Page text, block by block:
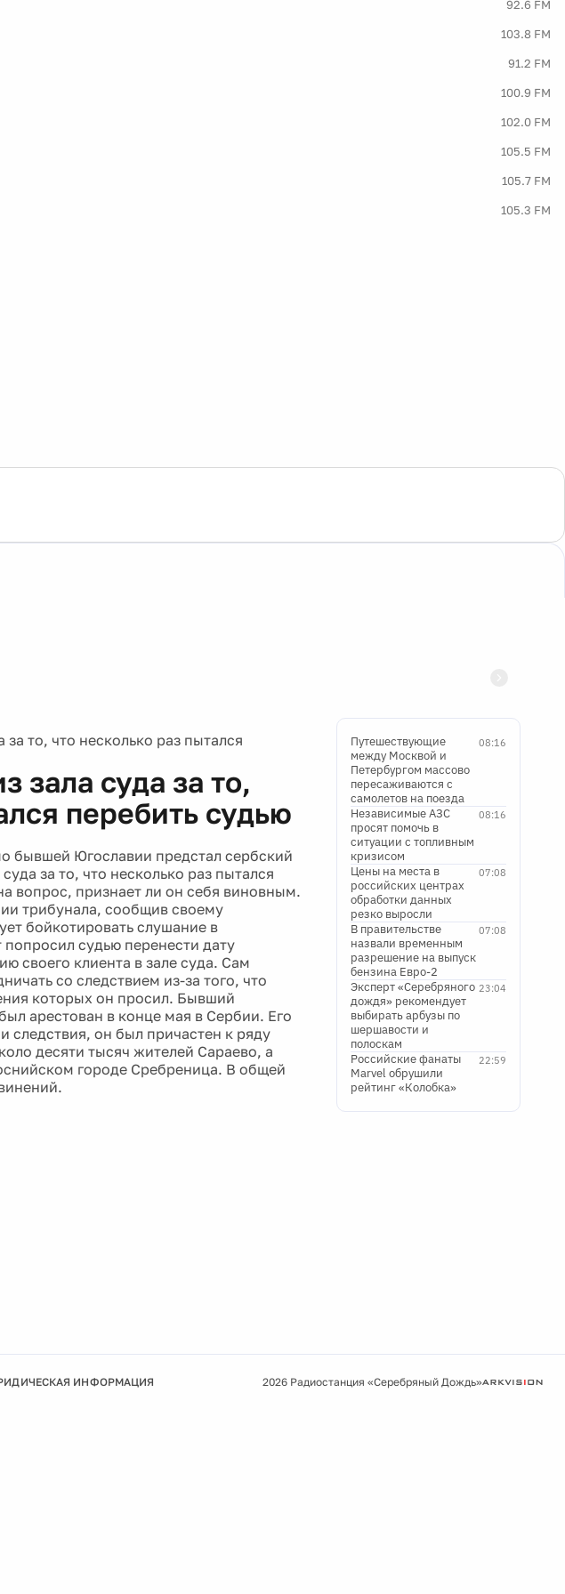
92.6 FM
103.8 FM
91.2 FM
100.9 FM
102.0 FM
105.5 FM
105.7 FM
105.3 FM
то, что несколько раз пытался
зала суда за то,
перебить судью
бывшей Югославии предстал сербский
за то, что несколько раз пытался
вопрос, признает ли он себя виновным.
трибунала, сообщив своему
бойкотировать слушание в
судью перенести дату
своего клиента в зале суда. Сам
со следствием из-за того, что
которых он просил. Бывший
арестован в конце мая в Сербии. Его
следствия, он был причастен к ряду
десяти тысяч жителей Сараево, а
городе Сребреница. В общей
08:16
Путешествующие
между Москвой и
Петербургом массово
пересаживаются с
самолетов на поезда
08:16
Независимые АЗС
просят помочь в
ситуации с топливным
кризисом
07:08
Цены на места в
российских центрах
обработки данных
резко выросли
07:08
В правительстве
назвали временным
разрешение на выпуск
бензина Евро-2
23:04
Эксперт «Серебряного
дождя» рекомендует
выбирать арбузы по
шершавости и
полоскам
22:59
Российские фанаты
Marvel обрушили
рейтинг «Колобка»
ИНФОРМАЦИЯ 2026 Радиостанция «Серебряный Дождь»